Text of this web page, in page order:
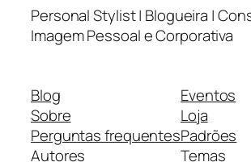
Personal Stylist | Blogueira |
Imagem Pessoal e Corporativa
Blog
Sobre
Perguntas frequentes
Autores
Eventos
Loja
Padrões
Temas